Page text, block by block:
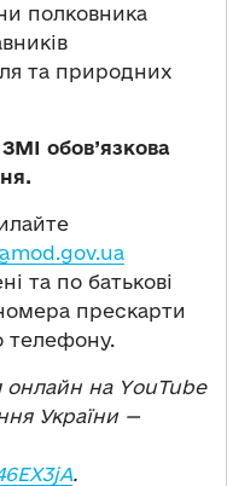
полковника
та природних
обов’язкова
та по батькові
прескарти
телефону.
онлайн на YouTube
України —
.